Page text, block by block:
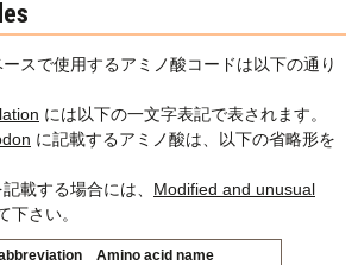
スで使用するアミノ酸コードは以下の通り
には以下の一文字表記で表されます。
に記載するアミノ酸は、以下の省略形を
載する場合には、 Modified and unusual
下さい。
Amino acid name